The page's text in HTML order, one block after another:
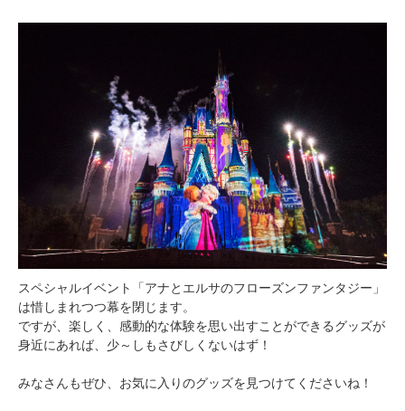
スペシャルイベント「アナとエルサのフローズンファンタジー」
は惜しまれつつ幕を閉じます。
ですが、楽しく、感動的な体験を思い出すことができるグッズが
身近にあれば、少～しもさびしくないはず！
みなさんもぜひ、お気に入りのグッズを見つけてくださいね！